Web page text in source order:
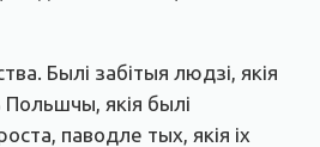
Былі забітыя людзі, якія
Польшчы, якія былі
паводле тых, якія іх